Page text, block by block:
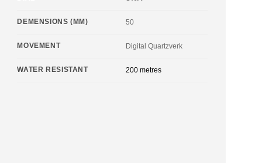
DEMENSIONS (MM) 50
MOVEMENT Digital Quartzverk
WATER RESISTANT 200 metres